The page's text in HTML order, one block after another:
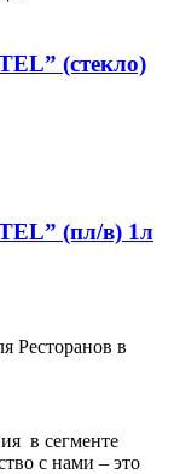
(стекло)
(пл/в) 1л
в сегменте
с нами – это